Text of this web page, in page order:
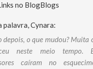
no BlogBlogs
palavra, Cynara:
depois, o que mudou? Muita
neste meio tempo.
caíram no